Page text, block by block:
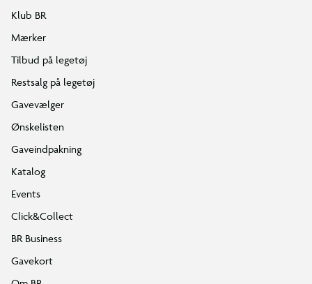
Klub BR
Mærker
Tilbud på legetøj
Restsalg på legetøj
Gavevælger
Ønskelisten
Gaveindpakning
Katalog
Events
Click&Collect
BR Business
Gavekort